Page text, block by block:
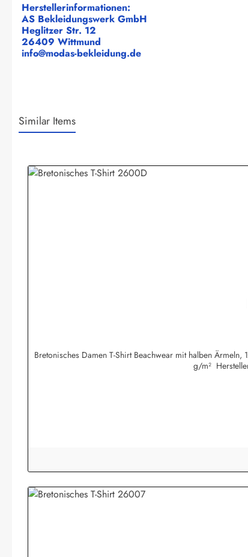
Herstellerinformationen:
AS Bekleidungswerk GmbH
Heglitzer Str. 12
26409 Wittmund
info@modas-bekleidung.de
Similar Items
Bretonisches Damen T-Shirt Beachwear mit halben
g/m²